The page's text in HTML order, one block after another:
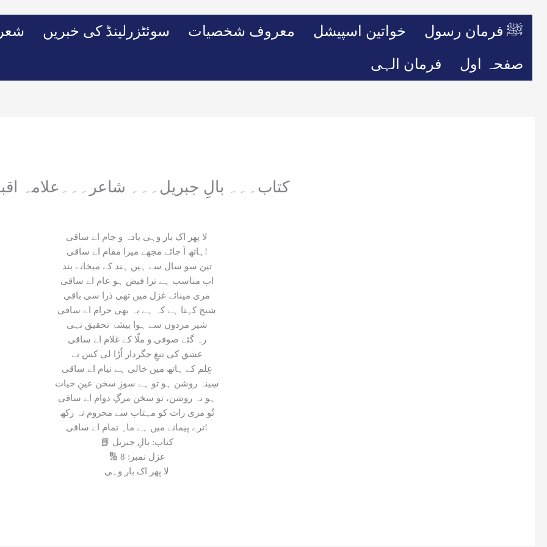
سوئٹزرلینڈ کی خبریں معروف شخصیات خواتین اسپیشل ﷺ فرمان رسول
فرمان الہی صفحہ اول
کتاب۔۔۔ بالِ جبریل۔۔۔ شاعر۔۔۔علامہ
لا پھر اک بار وہی بادہ و جام اے ساقی
ہاتھ آ جائے مجھے میرا مقام اے ساقی!
تین سو سال سے ہیں ہند کے میخانے بند
اب مناسب ہے ترا فیض ہو عام اے ساقی
مری مینائے غزل میں تھی ذرا سی باقی
شیخ کہتا ہے کہ ہے یہ بھی حرام اے ساقی
شیر مردوں سے ہوا بیشۂ تحقیق تہی
رہ گئے صوفی و ملّا کے غلام اے ساقی
عشق کی تیغِ جگردار اُڑا لی کس نے
عِلم کے ہاتھ میں خالی ہے نیام اے ساقی
سِینہ روشن ہو تو ہے سوزِ سخن عینِ حیات
ہو نہ روشن، تو سخن مرگِ دوام اے ساقی
تُو مری رات کو مہتاب سے محروم نہ رکھ
ترے پیمانے میں ہے ماہِ تمام اے ساقی!
📘 کتاب: بالِ جبریل
🔢 غزل نمبر: 8
لا پھر اک بار وہی